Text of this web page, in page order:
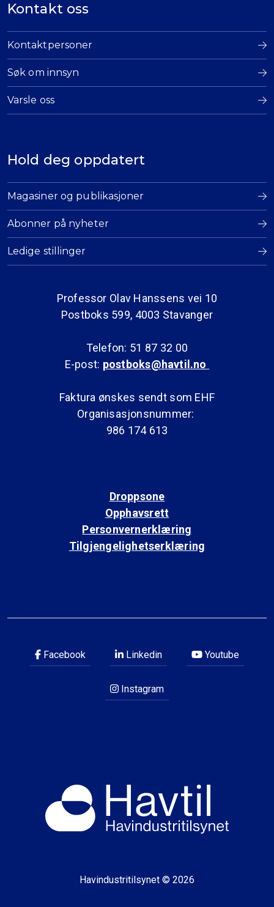
Kontakt oss
Kontaktpersoner
Søk om innsyn
Varsle oss
Hold deg oppdatert
Magasiner og publikasjoner
Abonner på nyheter
Ledige stillinger
Professor Olav Hanssens vei 10
Postboks 599, 4003 Stavanger
Telefon: 51 87 32 00
E-post: postboks@havtil.no
Faktura ønskes sendt som EHF
Organisasjonsnummer:
986 174 613
Droppsone
Opphavsrett
Personvernerklæring
Tilgjengelighetserklæring
Facebook Linkedin Youtube
Instagram
Havindustritilsynet © 2026